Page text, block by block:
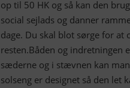
op til 50 HK og så kan den
social sejlads og danner
dage. Du skal blot sørge for at
resten.Båden og indretningen
sæderne og i stævnen kan
solseng er designet så den let